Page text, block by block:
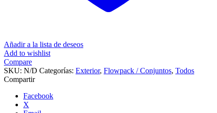
Añadir a la lista de deseos
Add to wishlist
Compare
SKU: N/D Categorías: Exterior, Flowpack / Conjuntos, Todos
Compartir
Facebook
X